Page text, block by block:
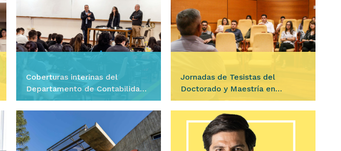
Coberturas interinas del
Departamento de Contabilidad y
Ciencias Jurídicas
El Departamento de Contabilidad y
Ciencias Jurídicas de nuestra
Facultad llama a inscripción de
Jornadas de Tesistas del
Doctorado y Maestría en
Demografía
Durante los días 11, 12 y 13 de
agosto, se desarrollarán las
Jornadas de Tesistas del Doctorado
Ingresar